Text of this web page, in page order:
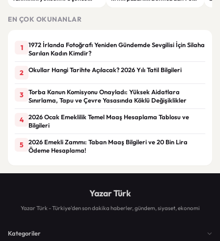
EN ÇOK OKUNANLAR
1
1972 İrlanda Fotoğrafı Yeniden Gündemde Sevgilisi İçin Silaha
Sarılan Kadın Kimdir?
2 Okullar Hangi Tarihte Açılacak? 2026 Yılı Tatil Bilgileri
3
Torba Kanun Komisyonu Onayladı: Yüksek Aidatlara
Sınırlama, Tapu ve Çevre Yasasında Köklü Değişiklikler
4
2026 Ocak Emeklilik Temel Maaş Hesaplama Tablosu ve
Bilgileri
5
2026 Emekli Zammı: Taban Maaş Bilgileri ve 20 Bin Lira
Ödeme Hesaplama!
Yazar Türk
Yazar Türk - Türkiye'den son dakika haberler, gündem, siyaset, ekonomi
Kategoriler